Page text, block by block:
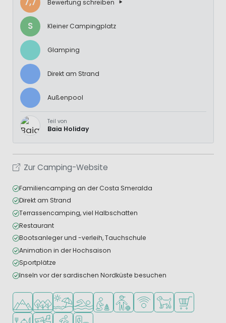
Bewertung schreiben
S Kleiner Campingplatz
Glamping
Direkt am Strand
Außenpool
Teil von
Baia Holiday
Zur Camping-Website
Familiencamping an der Costa Smeralda
Direkt am Strand
Terrassencamping, viel Halbschatten
Restaurant
Bootsanleger und -verleih, Tauchschule
Animation in der Hochsaison
Sportplätze
Inseln vor der sardischen Nordküste besuchen
In den Bergen/Hügeln
In waldreicher Umgebung
Am Strand und Meer
FreibadEmpfohlen für kleine Kinder
Empfohlen für Teenager
WLAN verfügbar
Haustiere erlaubt
Supermarkt/
Restaurant oder Pizzeria
Animationsteam
Wassersportmöglichkeiten
Ladestation für E-Autos